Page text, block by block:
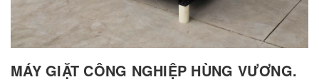
MÁY GIẶT CÔNG NGHIỆP HÙNG VƯƠNG.